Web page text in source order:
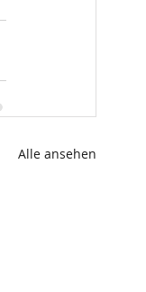
Alle ansehen